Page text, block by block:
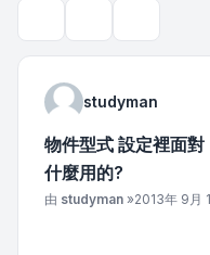
studyman
物件型式 設定裡面
什麼用的?
文章
由 studyman »2013年 9月